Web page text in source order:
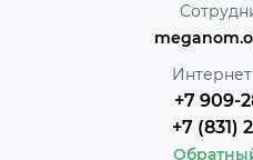
+7 909-
+7 (831)